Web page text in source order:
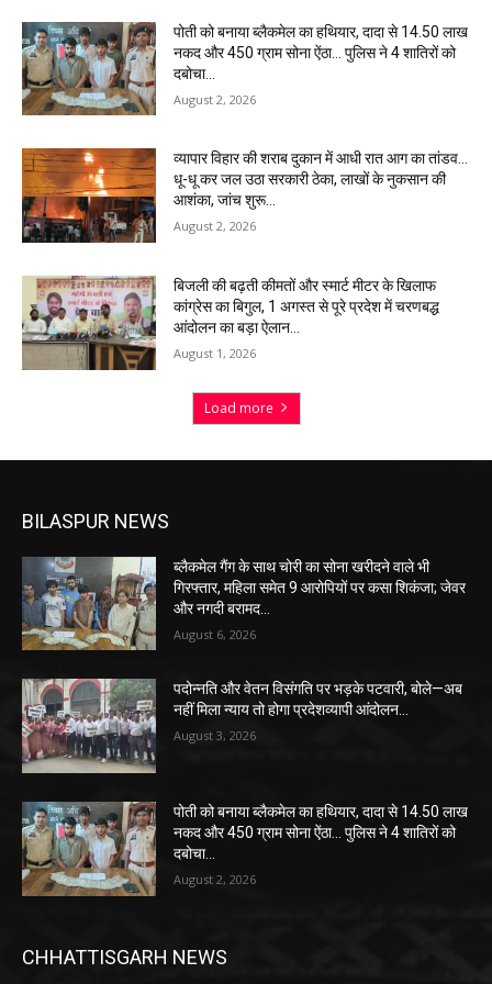
पोती को बनाया ब्लैकमेल का हथियार, दादा से 14.50 लाख
नकद और 450 ग्राम सोना ऐंठा… पुलिस ने 4 शातिरों को
दबोचा…
August 2, 2026
व्यापार विहार की शराब दुकान में आधी रात आग का तांडव…
धू-धू कर जल उठा सरकारी ठेका, लाखों के नुकसान की
आशंका, जांच शुरू…
August 2, 2026
बिजली की बढ़ती कीमतों और स्मार्ट मीटर के खिलाफ
कांग्रेस का बिगुल, 1 अगस्त से पूरे प्रदेश में चरणबद्ध
आंदोलन का बड़ा ऐलान…
August 1, 2026
Load more
BILASPUR NEWS
ब्लैकमेल गैंग के साथ चोरी का सोना खरीदने वाले भी
गिरफ्तार, महिला समेत 9 आरोपियों पर कसा शिकंजा; जेवर
और नगदी बरामद…
August 6, 2026
पदोन्नति और वेतन विसंगति पर भड़के पटवारी, बोले—अब
नहीं मिला न्याय तो होगा प्रदेशव्यापी आंदोलन…
August 3, 2026
पोती को बनाया ब्लैकमेल का हथियार, दादा से 14.50 लाख
नकद और 450 ग्राम सोना ऐंठा… पुलिस ने 4 शातिरों को
दबोचा…
August 2, 2026
CHHATTISGARH NEWS